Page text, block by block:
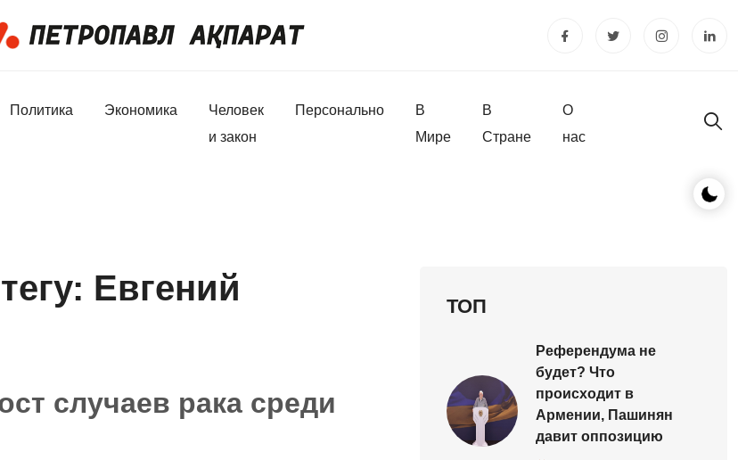
Политика Экономика
Человек
и закон
Персонально
В
Мире
В
Стране
О
нас
Евгений
случаев рака среди
ТОП
Референдума не
будет? Что
происходит в
Армении, Пашинян
давит оппозицию